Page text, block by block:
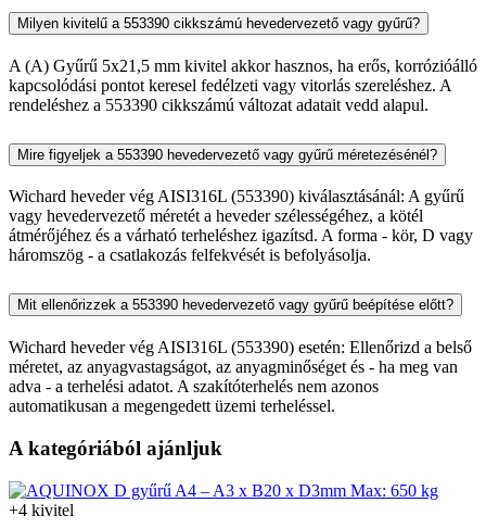
Milyen kivitelű a 553390 cikkszámú hevedervezető vagy gyűrű?
A (A) Gyűrű 5x21,5 mm kivitel akkor hasznos, ha erős, korrózióálló
kapcsolódási pontot keresel fedélzeti vagy vitorlás szereléshez. A
rendeléshez a 553390 cikkszámú változat adatait vedd alapul.
Mire figyeljek a 553390 hevedervezető vagy gyűrű méretezésénél?
Wichard heveder vég AISI316L (553390) kiválasztásánál: A gyűrű
vagy hevedervezető méretét a heveder szélességéhez, a kötél
átmérőjéhez és a várható terheléshez igazítsd. A forma - kör, D vagy
háromszög - a csatlakozás felfekvését is befolyásolja.
Mit ellenőrizzek a 553390 hevedervezető vagy gyűrű beépítése előtt?
Wichard heveder vég AISI316L (553390) esetén: Ellenőrizd a belső
méretet, az anyagvastagságot, az anyagminőséget és - ha meg van
adva - a terhelési adatot. A szakítóterhelés nem azonos
automatikusan a megengedett üzemi terheléssel.
A kategóriából ajánljuk
+4 kivitel